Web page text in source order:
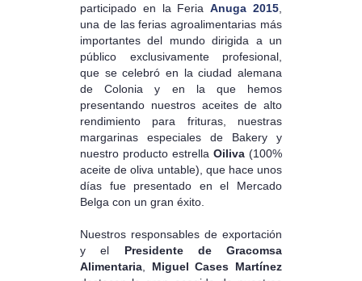
participado en la FeriaAnuga 2015
una de las ferias agroalimentarias más
importantes del mundo dirigida a un
público exclusivamente profesional,
que se celebró en la ciudad alemana
de Colonia y en la que hemos
presentando nuestros aceites de alto
rendimiento para frituras, nuestras
margarinas especiales de Bakery y
nuestro producto estrella Oiliva (100%
aceite de oliva untable), que hace unos
días fue presentado en el Mercado
Belga con un gran éxito.
Nuestros responsables de exportación
y el Presidente de Gracomsa
Alimentaria
Miguel Cases Martínez